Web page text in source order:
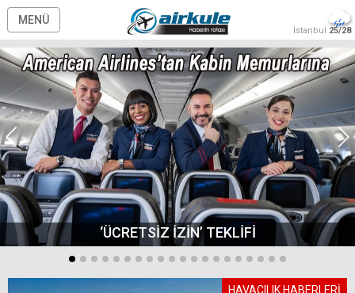
MENÜ
İstanbul 25/28
‘ÜCRETSİZ İZİN’ TEKLİFİ
HAVACILIK HABERLERİ